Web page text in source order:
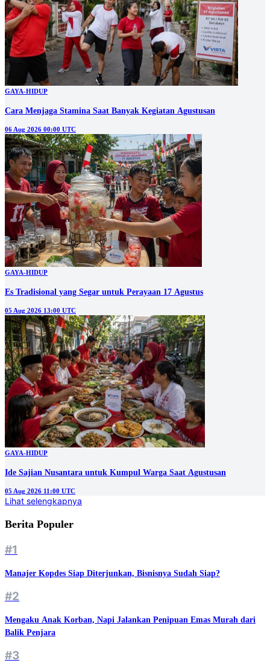
GAYA-HIDUP
Cara Menjaga Stamina Saat Banyak Kegiatan Agustusan
06 Aug 2026 00:00 UTC
GAYA-HIDUP
Es Tradisional yang Segar untuk Perayaan 17 Agustus
05 Aug 2026 13:00 UTC
GAYA-HIDUP
Ide Sajian Nusantara untuk Kumpul Warga Saat Agustusan
05 Aug 2026 11:00 UTC
Lihat selengkapnya
Berita Populer
#1
Manajer Kopdes Siap Diterjunkan, Bisnisnya Sudah Siap?
#2
Mengaku Anak Korban, Napi Jalankan Penipuan Emas Murah dari
Balik Penjara
#3